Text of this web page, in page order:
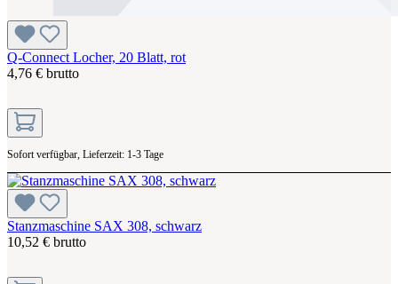
Q-Connect Locher, 20 Blatt, rot
4,76 € brutto
Sofort verfügbar, Lieferzeit: 1-3 Tage
Stanzmaschine SAX 308, schwarz
10,52 € brutto